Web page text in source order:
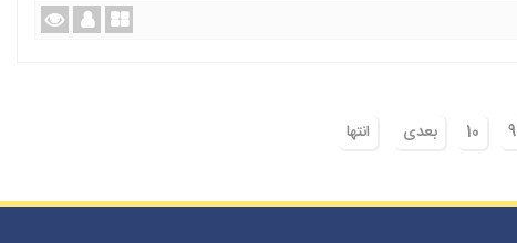
9
10 بعدی انتها